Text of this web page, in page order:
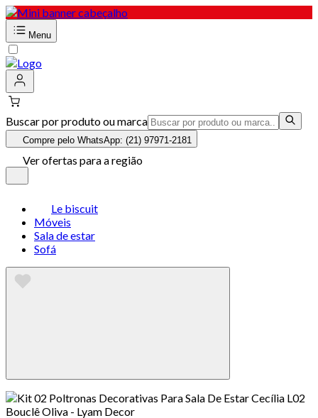
Menu
Buscar por produto ou marca
Compre pelo WhatsApp: (21) 97971-2181
Ver ofertas para a região
Le biscuit
Móveis
Sala de estar
Sofá